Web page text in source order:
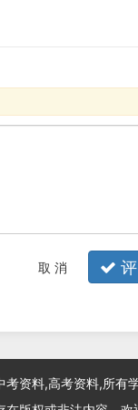
取 消
资料,高考资料,所有